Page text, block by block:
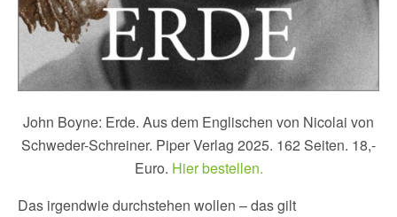
John Boyne: Erde. Aus dem Englischen von Nicolai von
Schweder-Schreiner. Piper Verlag 2025. 162 Seiten. 18,-
Euro. Hier bestellen.
Das irgendwie durchstehen wollen – das gilt